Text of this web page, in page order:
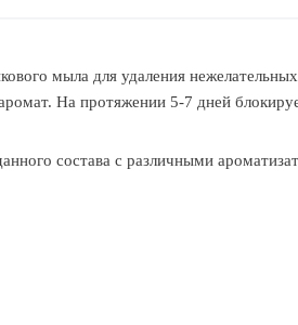
мыла для удаления
На протяжении 5-7 дней
состава с различными